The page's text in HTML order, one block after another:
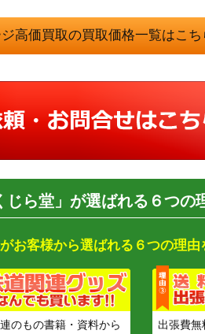
高価買取の買取価格一覧はこち
じら堂」が選ばれる６つの
お客様から選ばれる６つの理由
のもの書籍・資料から
出張費無